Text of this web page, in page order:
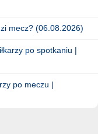
mecz? (06.08.2026)
po spotkaniu |
po meczu |